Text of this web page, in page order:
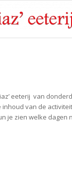
eeterij van
van de
je zien welke dagen